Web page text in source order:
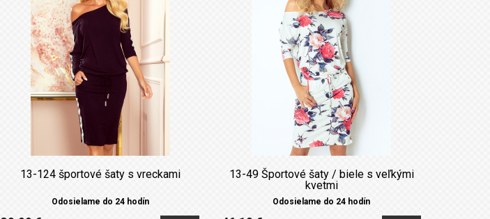
13-124 športové šaty s vreckami
Odosielame do 24 hodín
13-49 Športové šaty / biele s veľkými
kvetmi
Odosielame do 24 hodín